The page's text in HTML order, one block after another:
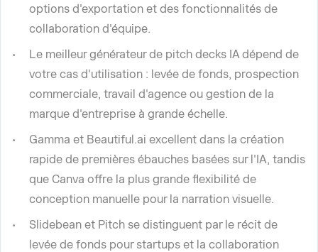
options d'exportation et des fonctionnalités de
collaboration d'équipe.
Le meilleur générateur de pitch decks IA dépend de
votre cas d'utilisation : levée de fonds, prospection
commerciale, travail d'agence ou gestion de la
marque d'entreprise à grande échelle.
Gamma et Beautiful.ai excellent dans la création
rapide de premières ébauches basées sur l'IA, tandis
que Canva offre la plus grande flexibilité de
conception manuelle pour la narration visuelle.
Slidebean et Pitch se distinguent par le récit de
levée de fonds pour startups et la collaboration